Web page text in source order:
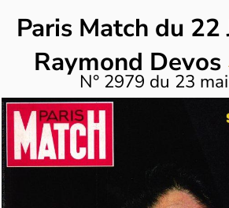
Paris Match du 22
Raymond Devos
N° 2979 du 23